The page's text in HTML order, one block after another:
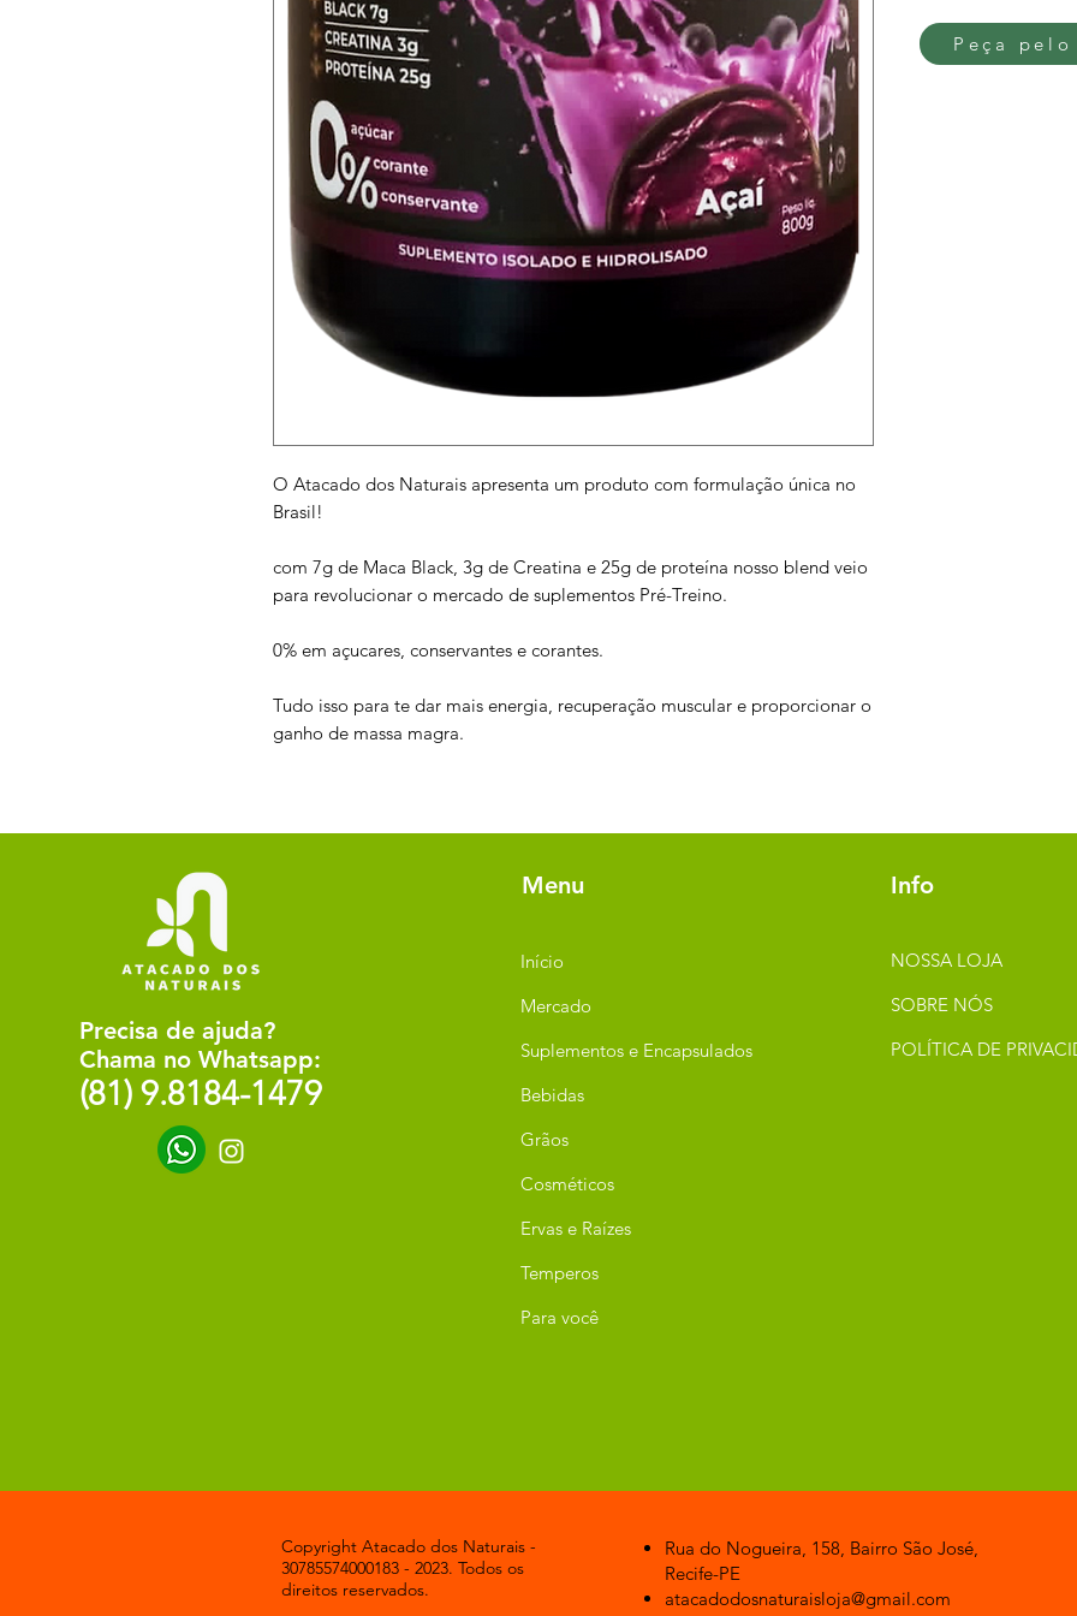
O Atacado dos Naturais apresenta um produto com formulação única no
Brasil!
com 7g de Maca Black, 3g de Creatina e 25g de proteína nosso blend veio
para revolucionar o mercado de suplementos Pré-Treino.
0% em açucares, conservantes e corantes.
Tudo isso para te dar mais energia, recuperação muscular e proporcionar o
ganho de massa magra.
Peça pelo
Precisa de ajuda?
Chama no Whatsapp:
(81) 9.8184-1479
Menu
Início
Mercado
Suplementos e Encapsulados
Bebidas
Grãos
Cosméticos
Ervas e Raízes
Temperos
Para você
Info
NOSSA LOJA
SOBRE NÓS
POLÍTICA DE
Copyright Atacado dos Naturais -
30785574000183 - 2023. Todos os
direitos reservados.
Rua do Nogueira, 158, Bairro São José,
Recife-PE
atacadodosnaturaisloja@gmail.com